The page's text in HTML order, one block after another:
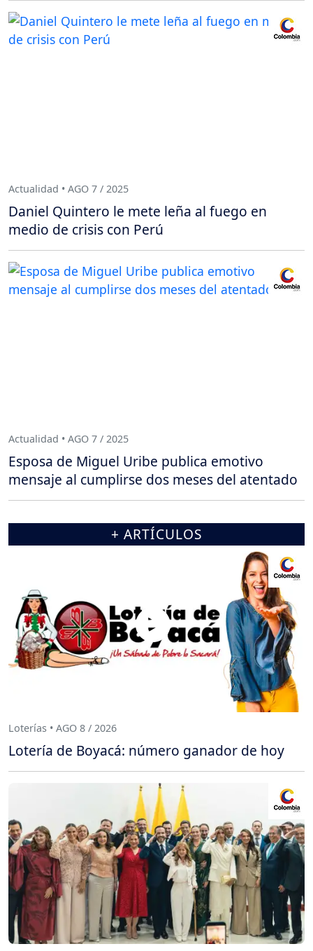
Actualidad • AGO 7 / 2025
Daniel Quintero le mete leña al fuego en
medio de crisis con Perú
Actualidad • AGO 7 / 2025
Esposa de Miguel Uribe publica emotivo
mensaje al cumplirse dos meses del atentado
+ ARTÍCULOS
Loterías • AGO 8 / 2026
Lotería de Boyacá: número ganador de hoy